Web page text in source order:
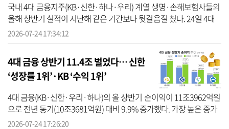
국내 4대 금융지주(KB·신한·하나·우리) 계열 생명·손해보험사들의
올해 상반기 실적이 지난해 같은 기간보다 뒷걸음질 쳤다. 24일 4대
금융지주가 공시한 올해 상반기 실적에 따르면 신한라이프·EZ손보,
2026-07-24 17:34:12
4대 금융 상반기 11.4조 벌었다… 신한
‘성장률 1위’·KB ‘수익 1위’
4대 금융(KB·신한·우리·하나)의 올 상반기 순이익이 11조3962억원
으로 전년 동기(10조3681억원) 대비 9.9% 증가했다. 가장 높은 증가
율을 보인 곳은 신한금융으로 나타났다. 24일 4대 금융의 올 상반기
2026-07-24 17:26:20